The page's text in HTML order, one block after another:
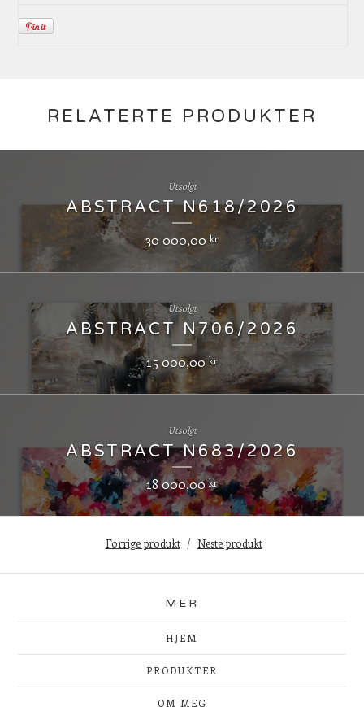
RELATERTE PRODUKTER
ABSTRACT N618/2026
30 000,00 kr
Utsolgt
ABSTRACT N706/2026
15 000,00kr
Utsolgt
ABSTRACT N683/2026
18 000,00kr
Utsolgt
Forrige produkt Neste produkt
MER
HJEM
PRODUKTER
OM MEG